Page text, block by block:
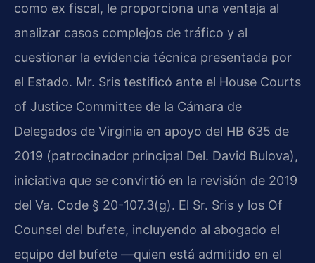
como ex fiscal, le proporciona una ventaja al
analizar casos complejos de tráfico y al
cuestionar la evidencia técnica presentada por
el Estado. Mr. Sris testificó ante el House Courts
of Justice Committee de la Cámara de
Delegados de Virginia en apoyo del HB 635 de
2019 (patrocinador principal Del. David Bulova),
iniciativa que se convirtió en la revisión de 2019
del Va. Code § 20-107.3(g). El Sr. Sris y los Of
Counsel del bufete, incluyendo al abogado el
equipo del bufete —quien está admitido en el